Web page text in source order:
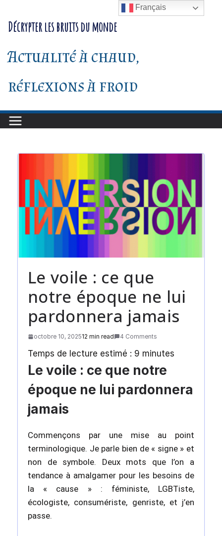
au
contenu
Décrypter les bruits du monde
Actualité à chaud,
réflexions à froid
Le voile : ce que
notre époque ne lui
pardonnera jamais
octobre 10, 202512 min read 4 Comments
Temps de lecture estimé : 9 minutes
Le voile : ce que notre
époque ne lui pardonnera
jamais
Commençons par une mise au point
terminologique. Je parle bien de « signe » et
non de symbole. Deux mots que l’on a
tendance à amalgamer pour les besoins de
la « cause » : féministe, LGBTiste,
écologiste, consumériste, genriste, et j’en
passe.
Français